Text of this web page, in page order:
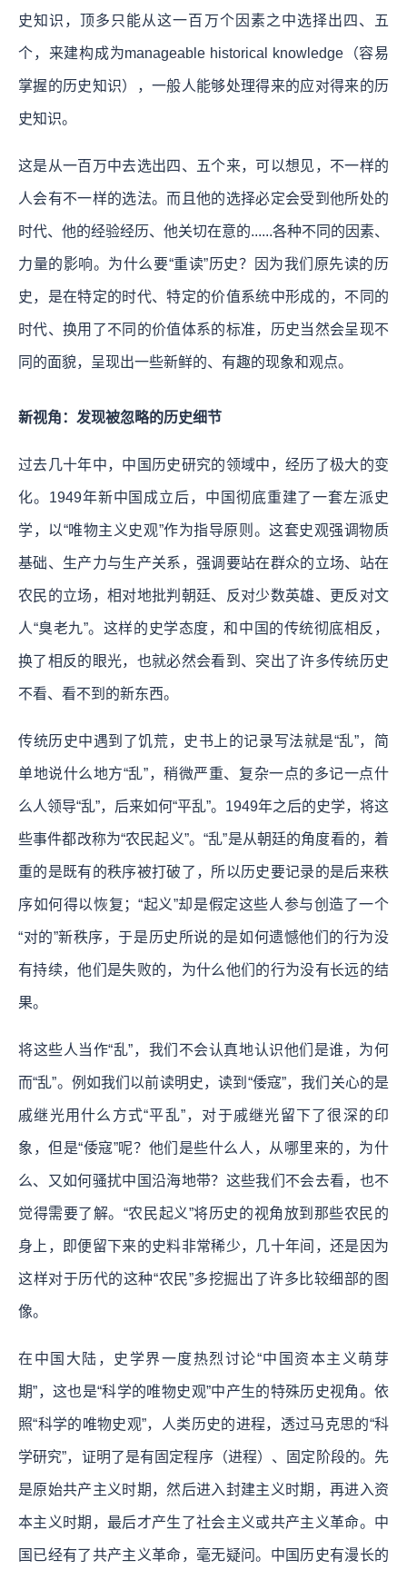
史知识，顶多只能从这一百万个因素之中选择出四、五
个，来建构成为manageable historical knowledge（容易
掌握的历史知识），一般人能够处理得来的应对得来的历
史知识。
这是从一百万中去选出四、五个来，可以想见，不一样的
人会有不一样的选法。而且他的选择必定会受到他所处的
时代、他的经验经历、他关切在意的......各种不同的因素、
力量的影响。为什么要“重读”历史？因为我们原先读的历
史，是在特定的时代、特定的价值系统中形成的，不同的
时代、换用了不同的价值体系的标准，历史当然会呈现不
同的面貌，呈现出一些新鲜的、有趣的现象和观点。
新视角：发现被忽略的历史细节
过去几十年中，中国历史研究的领域中，经历了极大的变
化。 1949年新中国成立后，中国彻底重建了一套左派史
学，以“唯物主义史观”作为指导原则。这套史观强调物质
基础、生产力与生产关系，强调要站在群众的立场、站在
农民的立场，相对地批判朝廷、反对少数英雄、更反对文
人“臭老九”。这样的史学态度，和中国的传统彻底相反，
换了相反的眼光，也就必然会看到、突出了许多传统历史
不看、看不到的新东西。
传统历史中遇到了饥荒，史书上的记录写法就是“乱”，简
单地说什么地方“乱”，稍微严重、复杂一点的多记一点什
么人领导“乱”，后来如何“平乱”。1949年之后的史学，将这
些事件都改称为“农民起义”。“乱”是从朝廷的角度看的，着
重的是既有的秩序被打破了，所以历史要记录的是后来秩
序如何得以恢复；“起义”却是假定这些人参与创造了一个
“对的”新秩序，于是历史所说的是如何遗憾他们的行为没
有持续，他们是失败的，为什么他们的行为没有长远的结
果。
将这些人当作“乱”，我们不会认真地认识他们是谁，为何
而“乱”。例如我们以前读明史，读到“倭寇”，我们关心的是
戚继光用什么方式“平乱”，对于戚继光留下了很深的印
象，但是“倭寇”呢？他们是些什么人，从哪里来的，为什
么、又如何骚扰中国沿海地带？这些我们不会去看，也不
觉得需要了解。“农民起义”将历史的视角放到那些农民的
身上，即便留下来的史料非常稀少，几十年间，还是因为
这样对于历代的这种“农民”多挖掘出了许多比较细部的图
像。
在中国大陆，史学界一度热烈讨论“中国资本主义萌芽
期”，这也是“科学的唯物史观”中产生的特殊历史视角。依
照“科学的唯物史观”，人类历史的进程，透过马克思的“科
学研究”，证明了是有固定程序（进程）、固定阶段的。先
是原始共产主义时期，然后进入封建主义时期，再进入资
本主义时期，最后才产生了社会主义或共产主义革命。中
国已经有了共产主义革命，毫无疑问。中国历史有漫长的